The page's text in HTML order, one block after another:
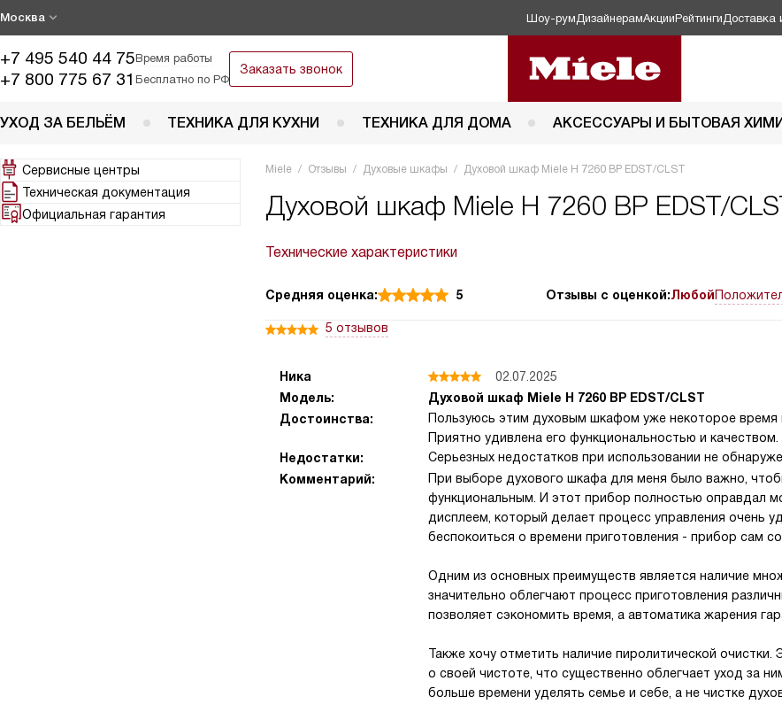
Москва Шоу-рум ДизайнерамАкцииРейтинги Доставка
+7 495 540 44 75Время работы
+7 800 775 67 31 Бесплатно по РФ
Заказать звонок
УХОД ЗА БЕЛЬЁМ ТЕХНИКА ДЛЯ КУХНИ ТЕХНИКА ДЛЯ ДОМА АКСЕССУАРЫ И БЫТОВАЯ
Сервисные центры
Техническая документация
Официальная гарантия
Miele Отзывы Духовые шкафы Духовой шкаф Miele H 7260 BP EDST/CLST
Духовой шкаф Miele H 7260 BP EDST/
Технические характеристики
Средняя оценка: 5 Отзывы с оценкой:Любой
5 отзывов
Ника
02.07.2025
Модель:
Духовой шкаф Miele H 7260 BP EDST/CLST
Достоинства:
Пользуюсь этим духовым шкафом уже некоторое время
Приятно удивлена его функциональностью и качеством.
Недостатки:
Серьезных недостатков при использовании не
Комментарий:
При выборе духового шкафа для меня было важно,
функциональным. И этот прибор полностью оправдал
дисплеем, который делает процесс управления очень
беспокоиться о времени приготовления - прибор сам
Одним из основных преимуществ является наличие
значительно облегчают процесс приготовления
позволяет сэкономить время, а автоматика жарения
Также хочу отметить наличие пиролитической
о своей чистоте, что существенно облегчает уход за
больше времени уделять семье и себе, а не чистке